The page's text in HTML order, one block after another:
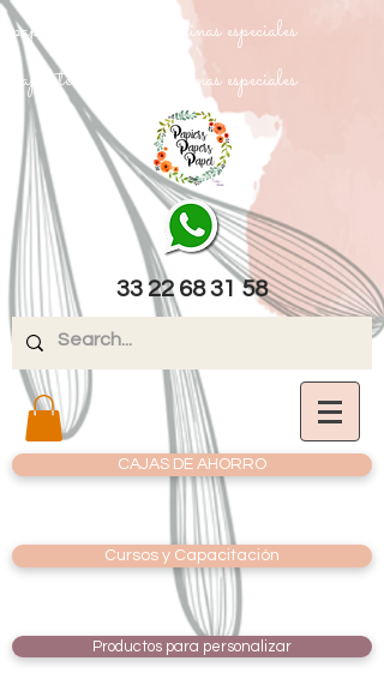
papel texturizado cartulinas especiales
papel texturizado cartulinas especiales
33 22 68 31 58
CAJAS DE AHORRO
Cursos y Capacitación
Productos para personalizar